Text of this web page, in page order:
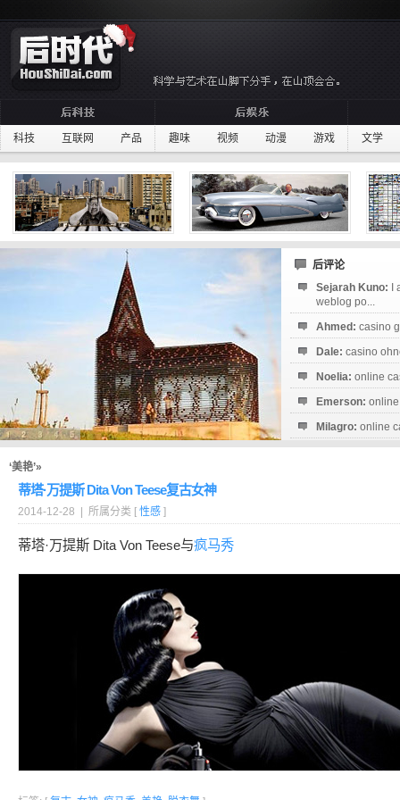
科技 互联网 产品 趣味 视频 动漫 游戏 文学
后评论
Sejarah Kuno:
weblog po...
Ahmed: casino
Dale: casino
Noelia: online
Emerson:
Milagro: online
‘美艳’»
蒂塔·万提斯 Dita Von Teese复古女神
2014-12-28 | 所属分类 [ 性感 ]
蒂塔·万提斯 Dita Von Teese与疯马秀